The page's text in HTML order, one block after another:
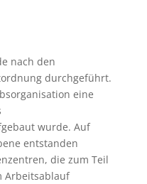
nach den
durchgeführt.
eine
wurde. Auf
entstanden
die zum Teil
Arbeitsablauf